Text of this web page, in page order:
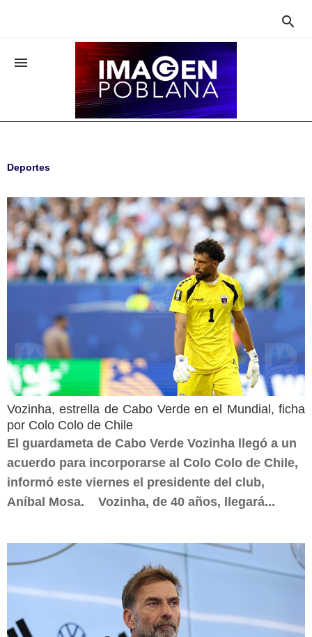


Deportes
Vozinha, estrella de Cabo Verde en el Mundial, ficha
por Colo Colo de Chile
El guardameta de Cabo Verde Vozinha llegó a un
acuerdo para incorporarse al Colo Colo de Chile,
informó este viernes el presidente del club,
Aníbal Mosa. Vozinha, de 40 años, llegará...